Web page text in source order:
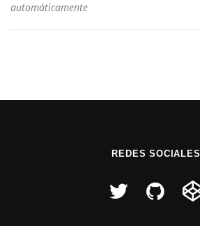
automáticamente
REDES SOCIALES